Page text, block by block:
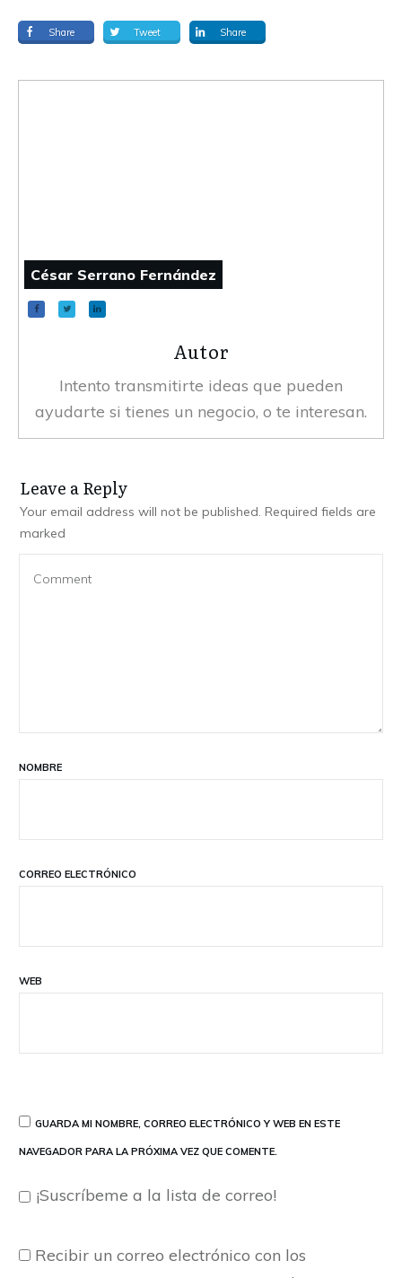
Share Tweet Share
César Serrano Fernández
Autor
Intento transmitirte ideas que pueden
ayudarte si tienes un negocio, o te interesan.
Leave a Reply
Your email address will not be published. Required fields are
marked
NOMBRE
CORREO ELECTRÓNICO
WEB
GUARDA MI NOMBRE, CORREO ELECTRÓNICO Y WEB EN ESTE
NAVEGADOR PARA LA PRÓXIMA VEZ QUE COMENTE.
¡Suscríbeme a la lista de correo!
Recibir un correo electrónico con los